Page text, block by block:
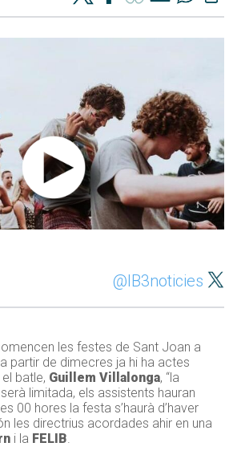
@IB3noticies
les festes de Sant Joan a
a partir de dimecres ja hi ha actes
batle, Guillem Villalonga, “la
limitada, els assistents hauran
00 hores la festa s’haurà d’haver
les directrius acordades ahir en una
i la FELIB.